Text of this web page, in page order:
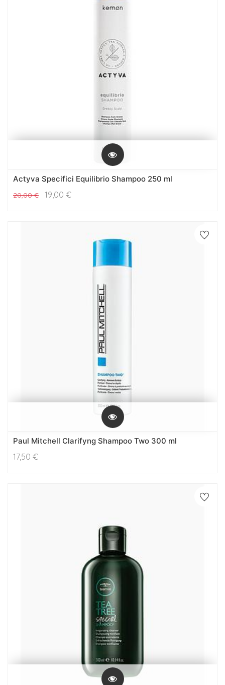
Actyva Specifici Equilibrio Shampoo 250 ml
20,00€ 19,00 €
Paul Mitchell Clarifyng Shampoo Two 300 ml
17,50 €